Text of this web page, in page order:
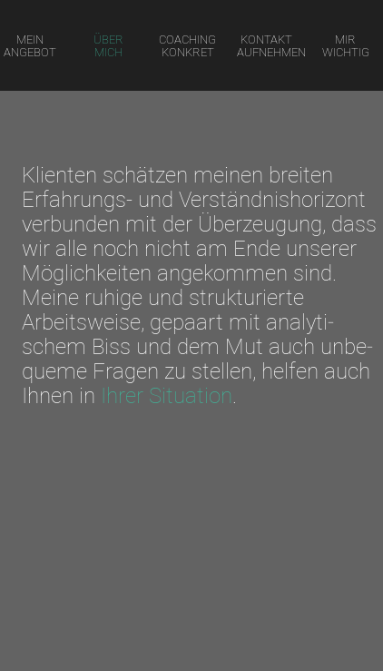
MEIN
ANGEBOT
ÜBER
MICH
COACHING
KONKRET
KONTAKT
AUFNEHMEN
MIR
WICHTIG
Klienten schätzen meinen breiten
Erfahrungs- und Verständnis­horizont
verbunden mit der Über­zeu­gung, dass
wir alle noch nicht am Ende unserer
Möglich­keiten ange­kom­men sind.
Meine ruhige und struktu­rierte
Arbeits­weise, gepaart mit analyti­
schem Biss und dem Mut auch unbe­
queme Fragen zu stellen, helfen auch
Ihnen in Ihrer Situation.